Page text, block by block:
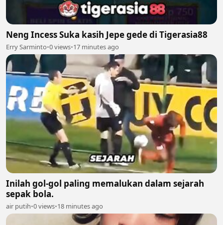
Neng Incess Suka kasih Jepe gede di Tigerasia88
Erry Sarminto•0 views•17 minutes ago
Inilah gol-gol paling memalukan dalam sejarah
sepak bola.
air putih•0 views•18 minutes ago